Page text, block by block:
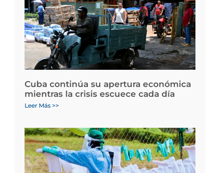
Cuba continúa su apertura económica
mientras la crisis escuece cada día
Leer Más >>